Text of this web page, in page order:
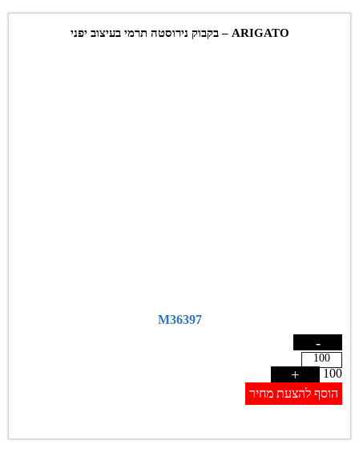
ARIGATO – בקבוק נירוסטה תרמי בעיצוב יפני
M36397
-
100
+
הוסף להצעת מחיר